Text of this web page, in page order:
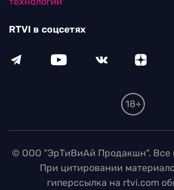
RTVI в соцсетях
18+
© ООО "ЭрТиВиАй Продакшн". Все
При цитировании
гиперссылка на rtvi.com